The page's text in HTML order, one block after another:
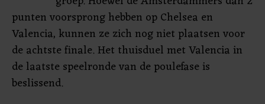
punten voorsprong hebben op Chelsea en
Valencia, kunnen ze zich nog niet plaatsen voor
de achtste finale. Het thuisduel met Valencia in
de laatste speelronde van de poulefase is
beslissend.